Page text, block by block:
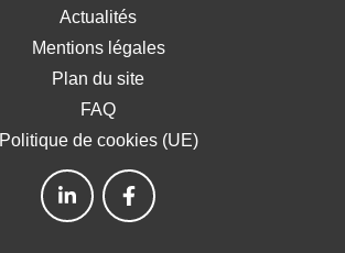
Actualités
Mentions légales
Plan du site
FAQ
Politique de cookies (UE)